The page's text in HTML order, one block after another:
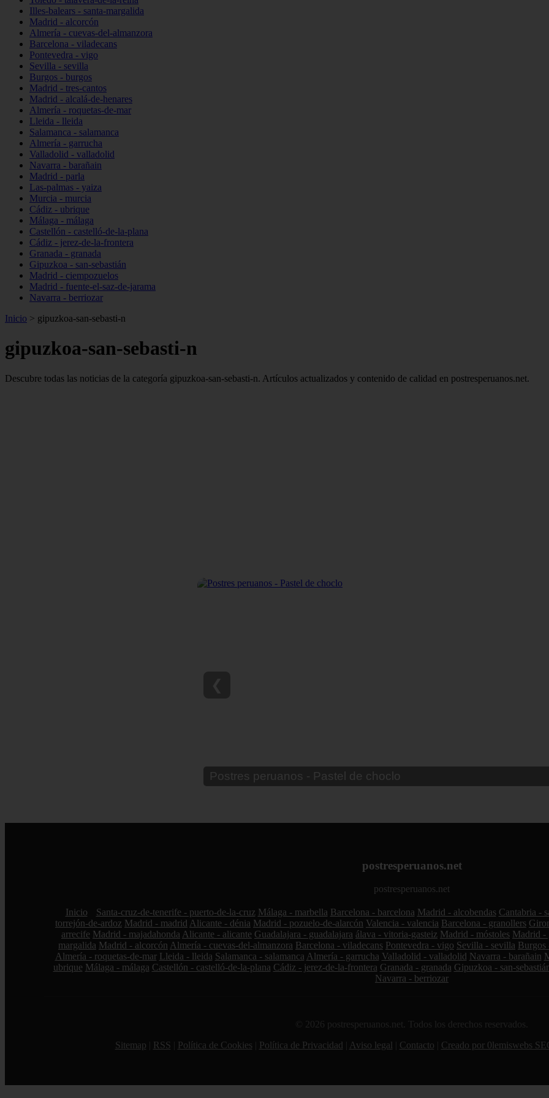
Illes-balears - santa-margalida
Madrid - alcorcón
Almería - cuevas-del-almanzora
Barcelona - viladecans
Pontevedra - vigo
Sevilla - sevilla
Burgos - burgos
Madrid - tres-cantos
Madrid - alcalá-de-henares
Almería - roquetas-de-mar
Lleida - lleida
Salamanca - salamanca
Almería - garrucha
Valladolid - valladolid
Navarra - barañain
Madrid - parla
Las-palmas - yaiza
Murcia - murcia
Cádiz - ubrique
Málaga - málaga
Castellón - castelló-de-la-plana
Cádiz - jerez-de-la-frontera
Granada - granada
Gipuzkoa - san-sebastián
Madrid - ciempozuelos
Madrid - fuente-el-saz-de-jarama
Navarra - berriozar
Inicio > gipuzkoa-san-sebasti-n
gipuzkoa-san-sebasti-n
Descubre todas las noticias de la categoría gipuzkoa-san-sebasti-n. Artículos actualizados y contenido de calidad en postresperuanos.net.
Postres peruanos - Rosquitas de manteca
postresperuanos.net
postresperuanos.net
Inicio Santa-cruz-de-tenerife - puerto-de-la-cruz Málaga - marbella Barcelona - barcelona Madrid - alcobendas Cantabria -
torrejón-de-ardoz Madrid - madrid Alicante - dénia Madrid - pozuelo-de-alarcón Valencia - valencia Barcelona - granollers
arrecife Madrid - majadahonda Alicante - alicante Guadalajara - guadalajara álava - vitoria-gasteiz Madrid - móstoles Madrid -
margalida Madrid - alcorcón Almería - cuevas-del-almanzora Barcelona - viladecans Pontevedra - vigo Sevilla - sevilla Burgos
Almería - roquetas-de-mar Lleida - lleida Salamanca - salamanca Almería - garrucha Valladolid - valladolid Navarra - barañain
ubrique Málaga - málaga Castellón - castelló-de-la-plana Cádiz - jerez-de-la-frontera Granada - granada Gipuzkoa - san-
Navarra - berriozar
© 2026 postresperuanos.net. Todos los derechos reservados.
Sitemap
RSS Política de Cookies Política de Privacidad Aviso legal Contacto Creado por 0lemiswebs